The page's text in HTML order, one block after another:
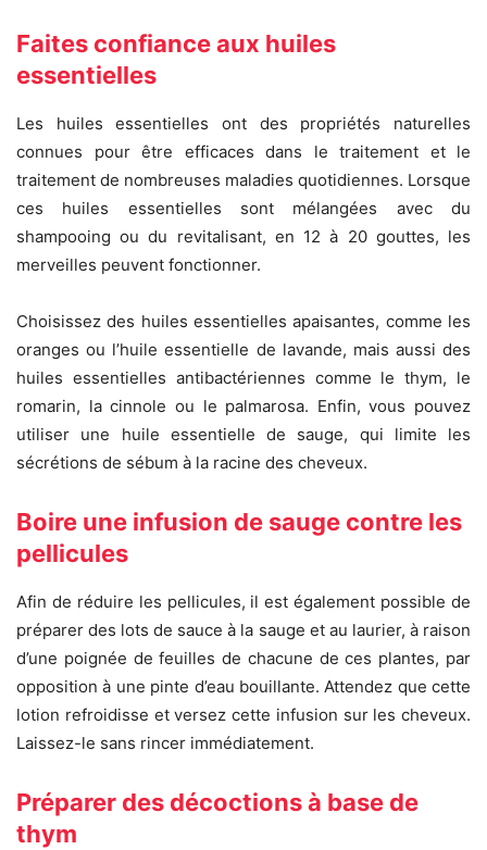
Faites confiance aux huiles
essentielles
Les huiles essentielles ont des propriétés naturelles
connues pour être efficaces dans le traitement et le
traitement de nombreuses maladies quotidiennes. Lorsque
ces huiles essentielles sont mélangées avec du
shampooing ou du revitalisant, en 12 à 20 gouttes, les
merveilles peuvent fonctionner.
Choisissez des huiles essentielles apaisantes, comme les
oranges ou l’huile essentielle de lavande, mais aussi des
huiles essentielles antibactériennes comme le thym, le
romarin, la cinnole ou le palmarosa. Enfin, vous pouvez
utiliser une huile essentielle de sauge, qui limite les
sécrétions de sébum à la racine des cheveux.
Boire une infusion de sauge contre les
pellicules
Afin de réduire les pellicules, il est également possible de
préparer des lots de sauce à la sauge et au laurier, à raison
d’une poignée de feuilles de chacune de ces plantes, par
opposition à une pinte d’eau bouillante. Attendez que cette
lotion refroidisse et versez cette infusion sur les cheveux.
Laissez-le sans rincer immédiatement.
Préparer des décoctions à base de
thym